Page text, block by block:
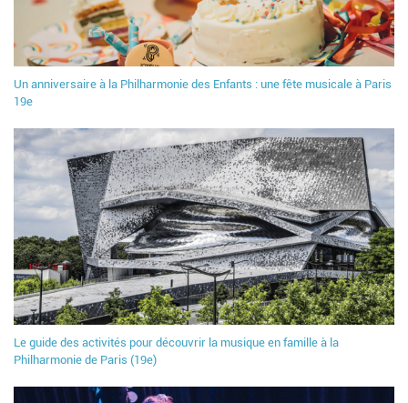
Un anniversaire à la Philharmonie des Enfants : une fête musicale à Paris
19e
Le guide des activités pour découvrir la musique en famille à la
Philharmonie de Paris (19e)